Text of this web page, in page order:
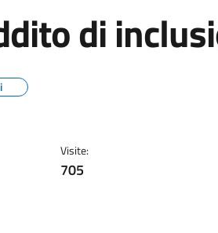
di
Visite:
705